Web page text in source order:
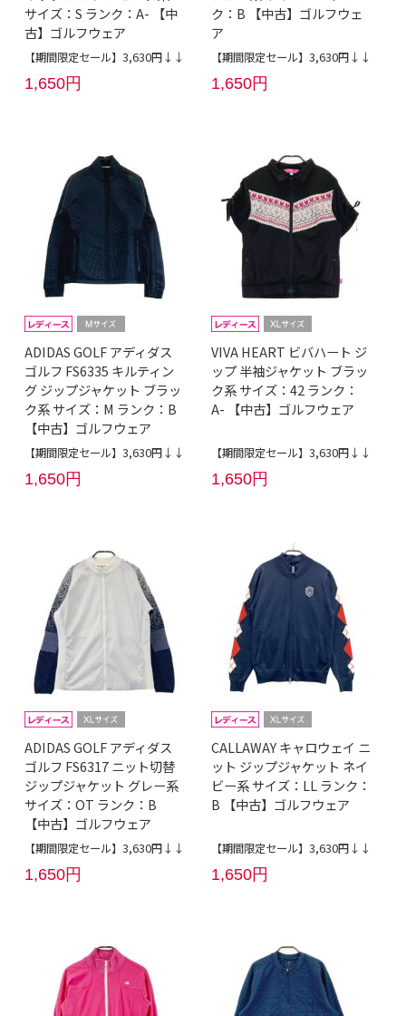
サイズ：S ランク：A- 【中
古】ゴルフウェア
【期間限定セール】3,630円↓↓
1,650円
ク：B 【中古】ゴルフウェ
ア
【期間限定セール】3,630円↓↓
1,650円
ADIDAS GOLF アディダス
ゴルフ FS6335 キルティン
グ ジップジャケット ブラッ
ク系 サイズ：M ランク：B
【中古】ゴルフウェア
【期間限定セール】3,630円↓↓
1,650円
VIVA HEART ビバハート ジ
ップ 半袖ジャケット ブラッ
ク系 サイズ：42 ランク：
A- 【中古】ゴルフウェア
【期間限定セール】3,630円↓↓
1,650円
ADIDAS GOLF アディダス
ゴルフ FS6317 ニット切替
ジップジャケット グレー系
サイズ：OT ランク：B
【中古】ゴルフウェア
【期間限定セール】3,630円↓↓
1,650円
CALLAWAY キャロウェイ ニ
ット ジップジャケット ネイ
ビー系 サイズ：LL ランク：
B 【中古】ゴルフウェア
【期間限定セール】3,630円↓↓
1,650円